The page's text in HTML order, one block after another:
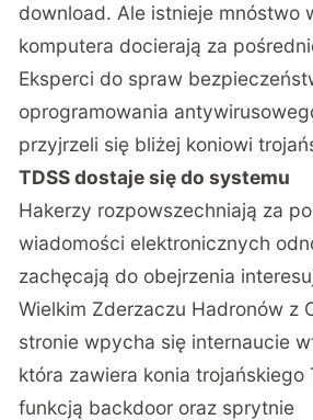
download. Ale istnieje mnóstwo
komputera docierają za
Eksperci do spraw
oprogramowania
przyjrzeli się bliżej koniowi
TDSS dostaje się do systemu
Hakerzy rozpowszechniają za
wiadomości elektronicznych
zachęcają do obejrzenia
Wielkim Zderzaczu Hadronów z
stronie wpycha się internaucie
która zawiera konia trojańskiego
funkcją backdoor oraz sprytnie